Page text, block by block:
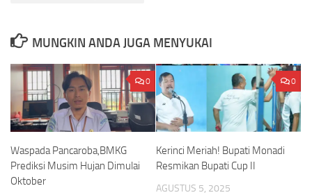
MUNGKIN ANDA JUGA MENYUKAI
0
Waspada Pancaroba,BMKG
Prediksi Musim Hujan Dimulai
Oktober
0
Kerinci Meriah! Bupati Monadi
Resmikan Bupati Cup II
AGUSTUS 5, 2025